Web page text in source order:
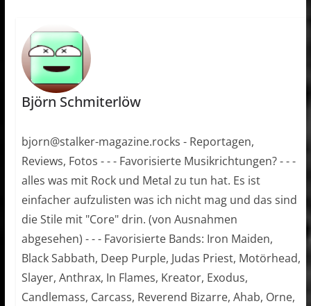
Björn Schmiterlöw
bjorn@stalker-magazine.rocks - Reportagen,
Reviews, Fotos - - - Favorisierte Musikrichtungen? - - -
alles was mit Rock und Metal zu tun hat. Es ist
einfacher aufzulisten was ich nicht mag und das sind
die Stile mit "Core" drin. (von Ausnahmen
abgesehen) - - - Favorisierte Bands: Iron Maiden,
Black Sabbath, Deep Purple, Judas Priest, Motörhead,
Slayer, Anthrax, In Flames, Kreator, Exodus,
Candlemass, Carcass, Reverend Bizarre, Ahab, Orne,